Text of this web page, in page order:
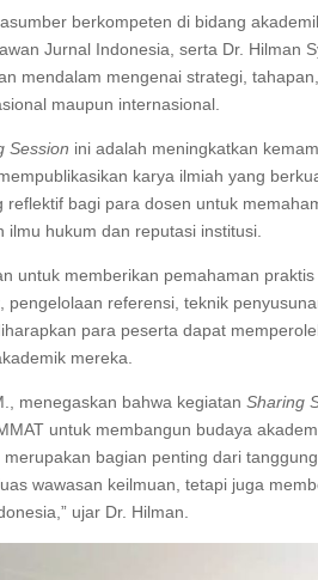
berkompeten di bidang
Jurnal Indonesia, serta Dr. Hilman
mendalam mengenai strategi,
maupun internasional.
Session ini adalah meningkatkan
karya ilmiah yang
bagi para dosen untuk
hukum dan reputasi institusi.
untuk memberikan pemahaman
pengelolaan referensi, teknik
para peserta dapat
mereka.
menegaskan bahwa kegiatanSharing
untuk membangun budaya
bagian penting dari
wawasan keilmuan, tetapi juga
ujar Dr. Hilman.